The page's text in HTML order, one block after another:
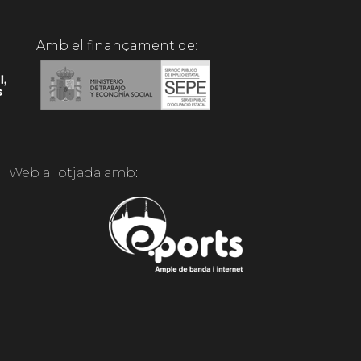
Amb el finançament de:
Web allotjada amb: